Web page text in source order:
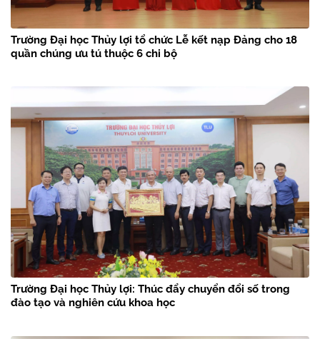
Trường Đại học Thủy lợi tổ chức Lễ kết nạp Đảng cho 18
quần chúng ưu tú thuộc 6 chi bộ
Trường Đại học Thủy lợi: Thúc đẩy chuyển đổi số trong
đào tạo và nghiên cứu khoa học